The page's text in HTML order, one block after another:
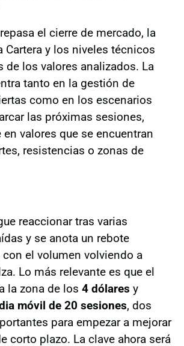
el cierre de mercado, la
Cartera y los niveles técnicos
de los valores analizados. La
tanto en la gestión de
como en los escenarios
las próximas sesiones,
valores que se encuentran
resistencias o zonas de
reaccionar tras varias
y se anota un rebote
con el volumen volviendo a
Lo más relevante es que el
la zona de los 4 dólares y
móvil de 20 sesiones, dos
para empezar a mejorar
corto plazo. La clave ahora será